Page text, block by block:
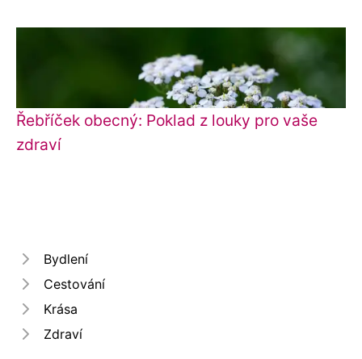
Řebříček obecný: Poklad z louky pro vaše
zdraví
Bydlení
Cestování
Krása
Zdraví